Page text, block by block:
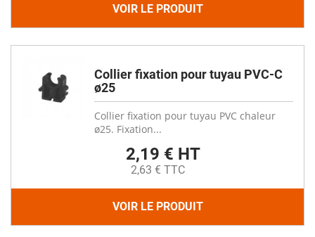
VOIR LE PRODUIT
Collier fixation pour tuyau PVC-C
ø25
Collier fixation pour tuyau PVC chaleur
ø25. Fixation...
2,19 € HT
2,63 € TTC
VOIR LE PRODUIT